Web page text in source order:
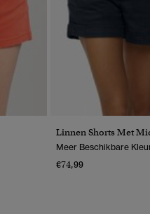
Linnen Shorts Met
Meer Beschikbare
€74,99